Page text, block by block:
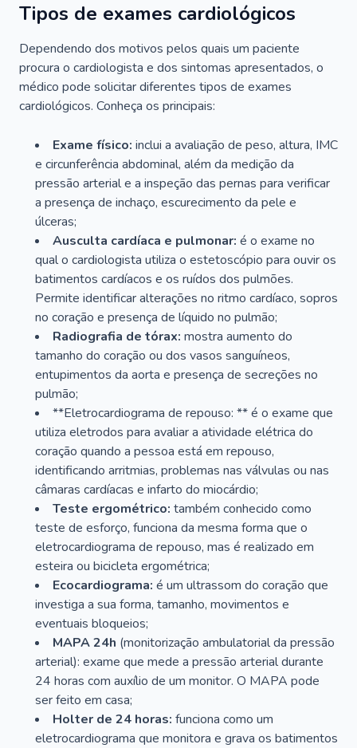
Tipos de exames cardiológicos
Dependendo dos motivos pelos quais um paciente
procura o cardiologista e dos sintomas apresentados, o
médico pode solicitar diferentes tipos de exames
cardiológicos. Conheça os principais:
Exame físico: inclui a avaliação de peso, altura, IMC
e circunferência abdominal, além da medição da
pressão arterial e a inspeção das pernas para verificar
a presença de inchaço, escurecimento da pele e
úlceras;
Ausculta cardíaca e pulmonar: é o exame no
qual o cardiologista utiliza o estetoscópio para ouvir os
batimentos cardíacos e os ruídos dos pulmões.
Permite identificar alterações no ritmo cardíaco, sopros
no coração e presença de líquido no pulmão;
Radiografia de tórax: mostra aumento do
tamanho do coração ou dos vasos sanguíneos,
entupimentos da aorta e presença de secreções no
pulmão;
**Eletrocardiograma de repouso: ** é o exame que
utiliza eletrodos para avaliar a atividade elétrica do
coração quando a pessoa está em repouso,
identificando arritmias, problemas nas válvulas ou nas
câmaras cardíacas e infarto do miocárdio;
Teste ergométrico: também conhecido como
teste de esforço, funciona da mesma forma que o
eletrocardiograma de repouso, mas é realizado em
esteira ou bicicleta ergométrica;
Ecocardiograma: é um ultrassom do coração que
investiga a sua forma, tamanho, movimentos e
eventuais bloqueios;
MAPA 24h (monitorização ambulatorial da pressão
arterial): exame que mede a pressão arterial durante
24 horas com auxílio de um monitor. O MAPA pode
ser feito em casa;
Holter de 24 horas: funciona como um
eletrocardiograma que monitora e grava os batimentos